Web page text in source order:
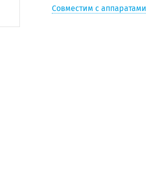
Совместим с аппаратами